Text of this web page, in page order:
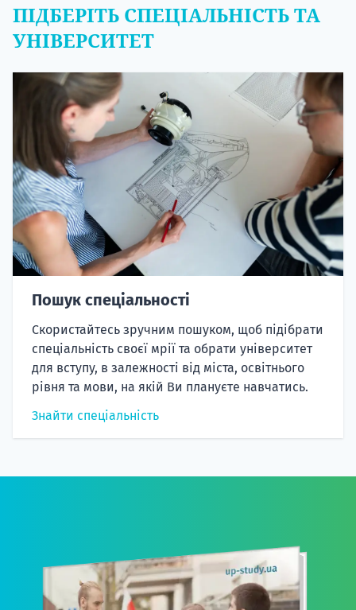
ПІДБЕРІТЬ СПЕЦІАЛЬНІСТЬ ТА
УНІВЕРСИТЕТ
Пошук спеціальності
Скористайтесь зручним пошуком, щоб підібрати
спеціальність своєї мрії та обрати університет
для вступу, в залежності від міста, освітнього
рівня та мови, на якій Ви плануєте навчатись.
Знайти спеціальність